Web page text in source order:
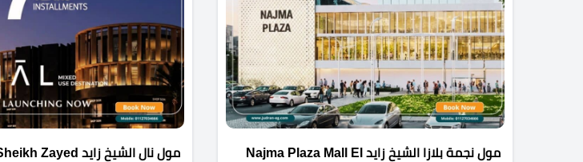
مول نجمة بلازا الشيخ زايد Najma Plaza Mall El
مول نال الشيخ زايد Mall Nal El Sheikh Zayed